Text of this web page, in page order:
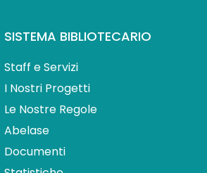
SISTEMA BIBLIOTECARIO
Staff e Servizi
I Nostri Progetti
Le Nostre Regole
Abelase
Documenti